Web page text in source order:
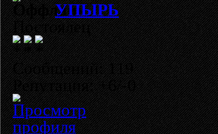
УПЫРЬ
Постоялец
Сообщений: 119
Репутация: +6/-0